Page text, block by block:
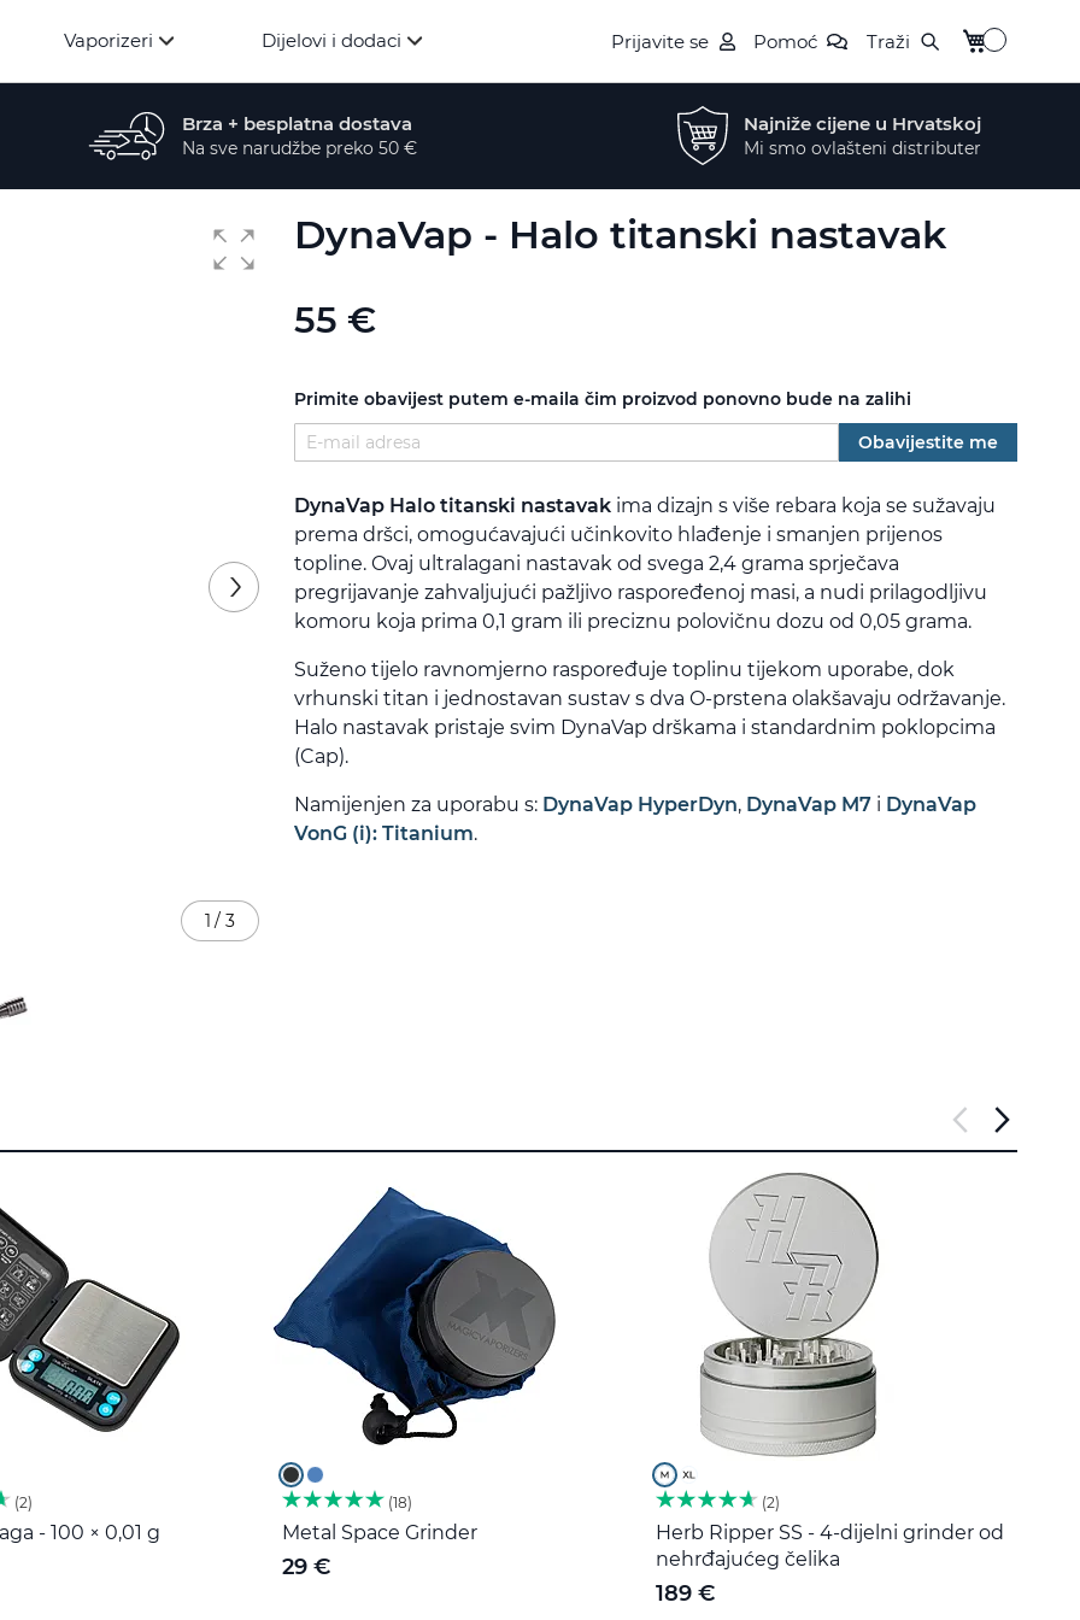
Vaporizeri Dijelovi i dodaci Prijavite se Pomoć Traži My Cart
Brza + besplatna dostava
Na sve narudžbe preko 50 €
Najniže cijene u Hrvatskoj
Mi smo ovlašteni distributer
DynaVap - Halo titanski nastavak
55 €
Primite obavijest putem e-maila čim proizvod ponovno bude na zalihi
Obavijestite me
DynaVap Halo titanski nastavak ima dizajn s više rebara koja se sužavaju
prema dršci, omogućavajući učinkovito hlađenje i smanjen prijenos
topline. Ovaj ultralagani nastavak od svega 2,4 grama sprječava
pregrijavanje zahvaljujući pažljivo raspoređenoj masi, a nudi prilagodljivu
komoru koja prima 0,1 gram ili preciznu polovičnu dozu od 0,05 grama.
Suženo tijelo ravnomjerno raspoređuje toplinu tijekom uporabe, dok
vrhunski titan i jednostavan sustav s dva O-prstena olakšavaju održavanje.
Halo nastavak pristaje svim DynaVap drškama i standardnim poklopcima
(Cap).
Namijenjen za uporabu s: DynaVap HyperDyn, DynaVap M7 i DynaVap
VonG (i): Titanium.
1 / 3
2
- 100 × 0,01 g
18
Metal Space Grinder
29 €
2
Herb Ripper SS - 4-dijelni grinder od
nehrđajućeg čelika
189 €